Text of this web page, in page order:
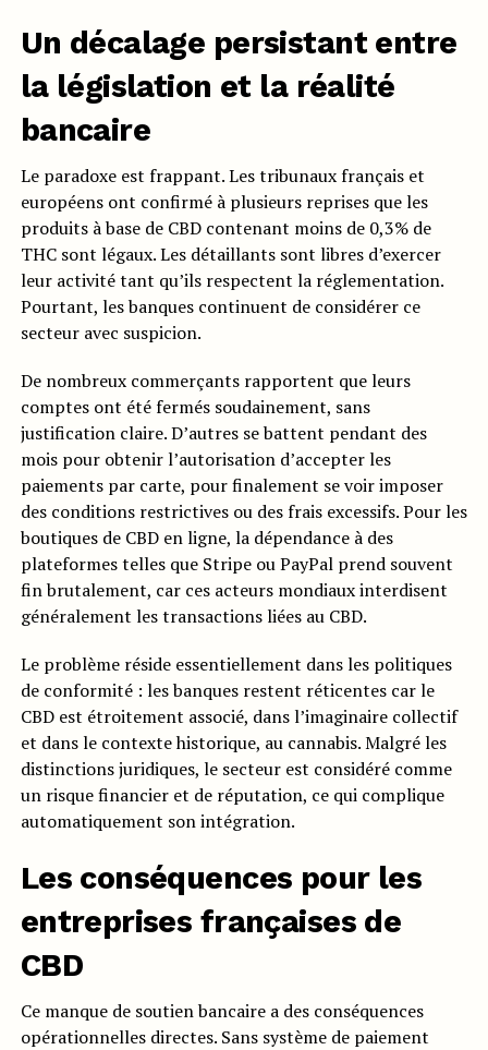
Un décalage persistant entre
la législation et la réalité
bancaire
Le paradoxe est frappant. Les tribunaux français et
européens ont confirmé à plusieurs reprises que les
produits à base de CBD contenant moins de 0,3% de
THC sont légaux. Les détaillants sont libres d’exercer
leur activité tant qu’ils respectent la réglementation.
Pourtant, les banques continuent de considérer ce
secteur avec suspicion.
De nombreux commerçants rapportent que leurs
comptes ont été fermés soudainement, sans
justification claire. D’autres se battent pendant des
mois pour obtenir l’autorisation d’accepter les
paiements par carte, pour finalement se voir imposer
des conditions restrictives ou des frais excessifs. Pour les
boutiques de CBD en ligne, la dépendance à des
plateformes telles que Stripe ou PayPal prend souvent
fin brutalement, car ces acteurs mondiaux interdisent
généralement les transactions liées au CBD.
Le problème réside essentiellement dans les politiques
de conformité : les banques restent réticentes car le
CBD est étroitement associé, dans l’imaginaire collectif
et dans le contexte historique, au cannabis. Malgré les
distinctions juridiques, le secteur est considéré comme
un risque financier et de réputation, ce qui complique
automatiquement son intégration.
Les conséquences pour les
entreprises françaises de
CBD
Ce manque de soutien bancaire a des conséquences
opérationnelles directes. Sans système de paiement